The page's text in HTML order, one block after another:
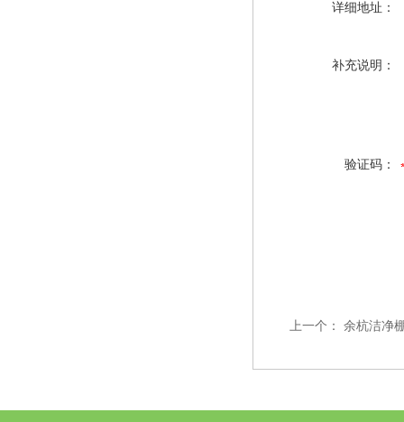
详细地址：
补充说明：
验证码：
上一个： 余杭洁净